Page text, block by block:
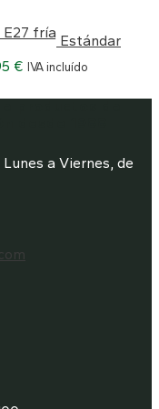
Estándar
€ IVA incluído
a Viernes, de